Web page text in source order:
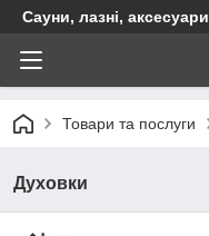
Сауни, лазні, аксесуари
Товари та послуги
Духовки